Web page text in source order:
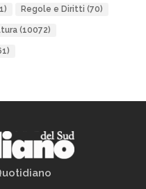
Regole e Diritti (70)
(10072)